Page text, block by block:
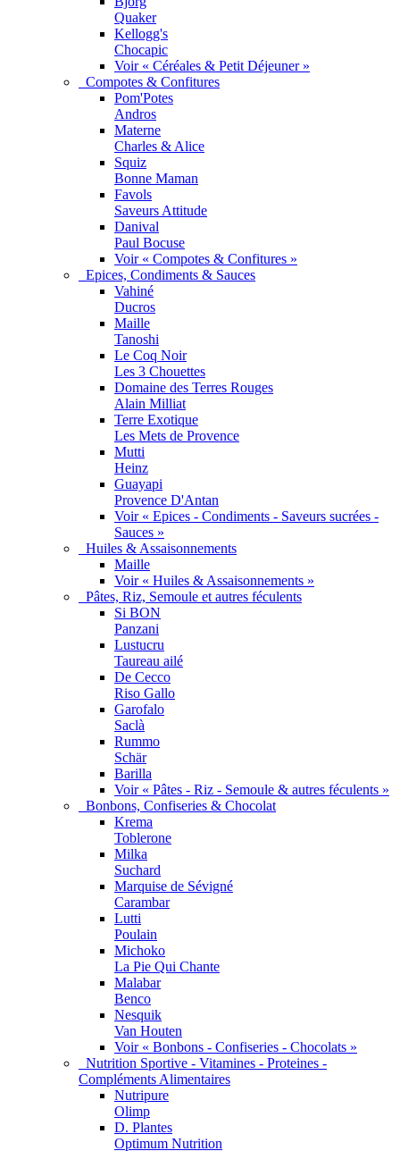
Quaker
Kellogg's
Chocapic
Voir « Céréales & Petit Déjeuner »
Compotes & Confitures
Pom'Potes
Andros
Materne
Charles & Alice
Squiz
Bonne Maman
Favols
Saveurs Attitude
Danival
Paul Bocuse
Voir « Compotes & Confitures »
Epices, Condiments & Sauces
Vahiné
Ducros
Maille
Tanoshi
Le Coq Noir
Les 3 Chouettes
Domaine des Terres Rouges
Alain Milliat
Terre Exotique
Les Mets de Provence
Mutti
Heinz
Guayapi
Provence D'Antan
Voir « Epices - Condiments - Saveurs sucrées -
Sauces »
Huiles & Assaisonnements
Maille
Voir « Huiles & Assaisonnements »
Pâtes, Riz, Semoule et autres féculents
Si BON
Panzani
Lustucru
Taureau ailé
De Cecco
Riso Gallo
Garofalo
Saclà
Rummo
Schär
Barilla
Voir « Pâtes - Riz - Semoule & autres féculents »
Bonbons, Confiseries & Chocolat
Krema
Toblerone
Milka
Suchard
Marquise de Sévigné
Carambar
Lutti
Poulain
Michoko
La Pie Qui Chante
Malabar
Benco
Nesquik
Van Houten
Voir « Bonbons - Confiseries - Chocolats »
Nutrition Sportive - Vitamines - Proteines -
Compléments Alimentaires
Nutripure
Olimp
D. Plantes
Optimum Nutrition